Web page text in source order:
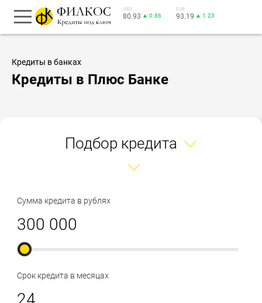
USD
80.93 ▲ 0.86
EUR
93.19 ▲ 1.23
Кредиты в банках
Кредиты в Плюс Банке
Подбор кредита
Сумма кредита в рублях
Срок кредита в месяцах